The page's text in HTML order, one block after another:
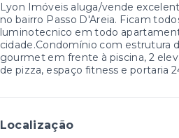
Lyon Imóveis aluga/vende
no bairro Passo D'Areia. Ficam
luminotecnico em todo
cidade.Condomínio com estrutura
gourmet em frente à piscina, 2
de pizza, espaço fitness e portaria
Localização